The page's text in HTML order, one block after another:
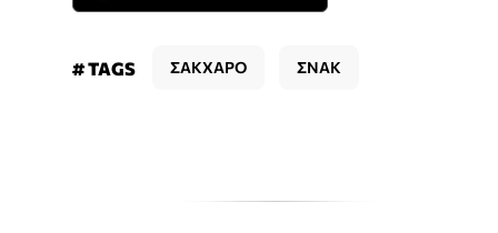
# TAGS ΣΑΚΧΑΡΟ ΣΝΑΚ